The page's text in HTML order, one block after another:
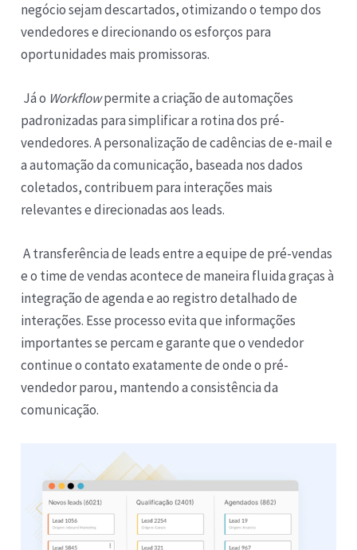
negócio sejam descartados, otimizando o tempo dos
vendedores e direcionando os esforços para
oportunidades mais promissoras.
Já o Workflowpermite a criação de automações
padronizadas para simplificar a rotina dos pré-
vendedores. A personalização de cadências de e-mail e
a automação da comunicação, baseada nos dados
coletados, contribuem para interações mais
relevantes e direcionadas aos leads.
A transferência de leads entre a equipe de pré-vendas
e o time de vendas acontece de maneira fluida graças à
integração de agenda e ao registro detalhado de
interações. Esse processo evita que informações
importantes se percam e garante que o vendedor
continue o contato exatamente de onde o pré-
vendedor parou, mantendo a consistência da
comunicação.